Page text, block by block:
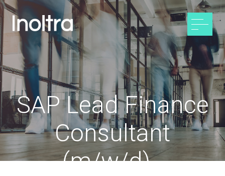
SAP Lead Finance
Consultant
(m/w/d) -